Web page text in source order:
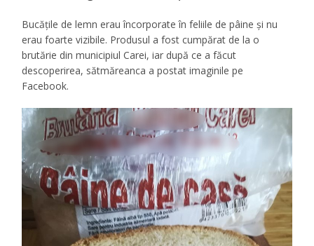
Bucățile de lemn erau încorporate în feliile de pâine și nu
erau foarte vizibile. Produsul a fost cumpărat de la o
brutărie din municipiul Carei, iar după ce a făcut
descoperirea, sătmăreanca a postat imaginile pe
Facebook.